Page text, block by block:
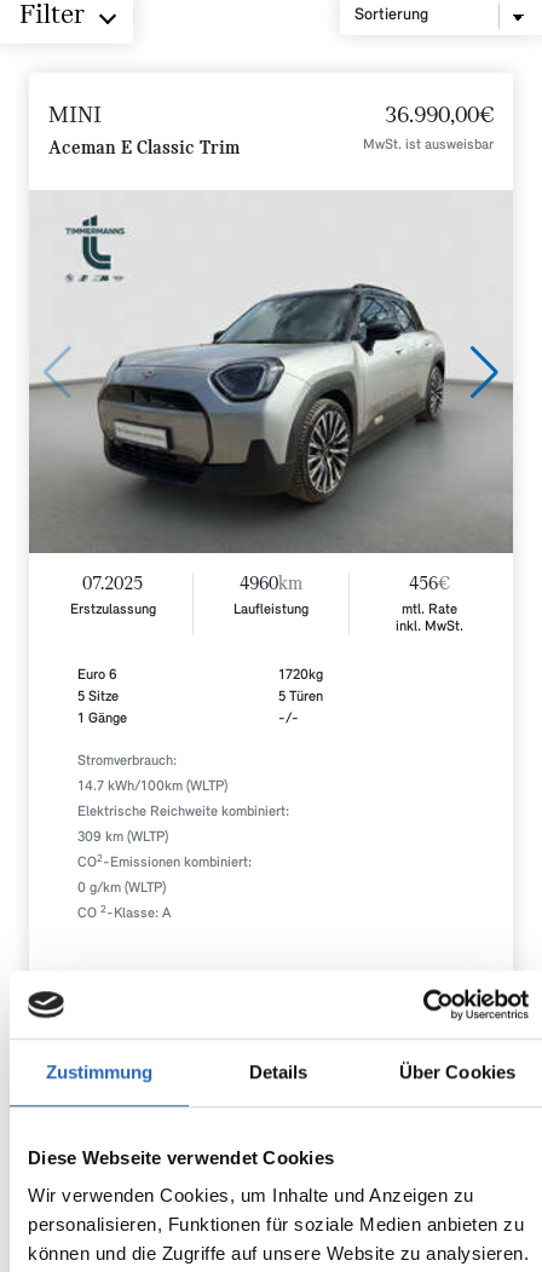
Zustimmung Details Über Cookies
Diese Webseite verwendet Cookies
Wir verwenden Cookies, um Inhalte und Anzeigen zu
personalisieren, Funktionen für soziale Medien anbieten zu
können und die Zugriffe auf unsere Website zu analysieren.
Filter
MINI
Aceman E Classic Trim
36.990,00€
MwSt. ist ausweisbar
07.2025
Erstzulassung
4960km
Laufleistung
456€
mtl. Rate
inkl. MwSt.
Euro 6
5 Sitze
1 Gänge
1720kg
5 Türen
-/-
Stromverbrauch:
14.7 kWh/100km (WLTP)
Elektrische Reichweite kombiniert:
309 km (WLTP)
CO2 -Emissionen kombiniert:
0 g/km (WLTP)
CO 2 -Klasse: A
Cooper S